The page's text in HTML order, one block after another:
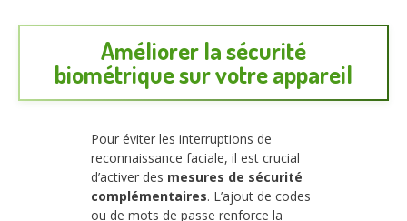
Améliorer la sécurité
biométrique sur votre appareil
Pour éviter les interruptions de
reconnaissance faciale, il est crucial
d’activer des mesures de sécurité
complémentaires. L’ajout de codes
ou de mots de passe renforce la